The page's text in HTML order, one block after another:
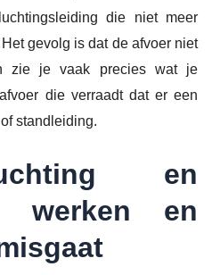
die niet meer
gevolg is dat de afvoer niet
zie je vaak precies wat je
die verraadt dat er een
standleiding.
en
werken en